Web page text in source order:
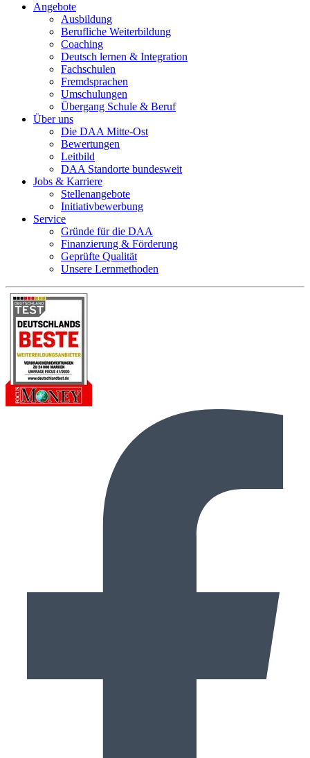
Angebote
Ausbildung
Berufliche Weiterbildung
Coaching
Deutsch lernen & Integration
Fachschulen
Fremdsprachen
Umschulungen
Übergang Schule & Beruf
Über uns
Die DAA Mitte-Ost
Bewertungen
Leitbild
DAA Standorte bundesweit
Jobs & Karriere
Stellenangebote
Initiativbewerbung
Service
Gründe für die DAA
Finanzierung & Förderung
Geprüfte Qualität
Unsere Lernmethoden